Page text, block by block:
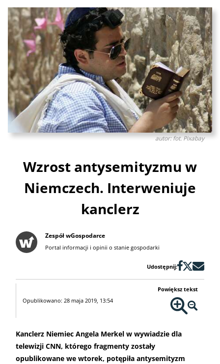
autor: fot. Pixabay
Wzrost antysemityzmu w
Niemczech. Interweniuje
kanclerz
Zespół wGospodarce
Portal informacji i opinii o stanie gospodarki
Udostępnij:
Opublikowano: 28 maja 2019, 13:54
Powiększ tekst
Kanclerz Niemiec Angela Merkel w wywiadzie dla
telewizji CNN, którego fragmenty zostały
opublikowane we wtorek, potępiła antysemityzm